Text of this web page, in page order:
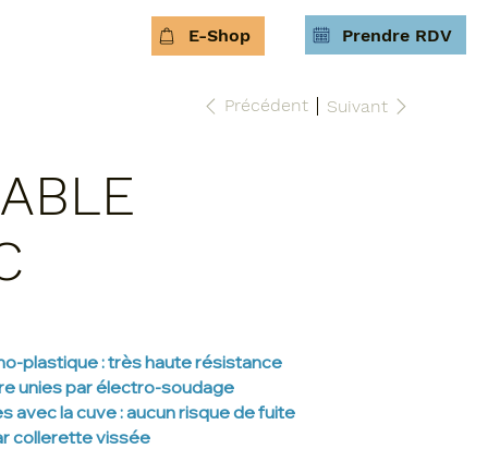
E-Shop Prendre RDV
Précédent Suivant
plastique : très haute résistance
unies par électro-soudage
avec la cuve : aucun risque de fuite
collerette vissée